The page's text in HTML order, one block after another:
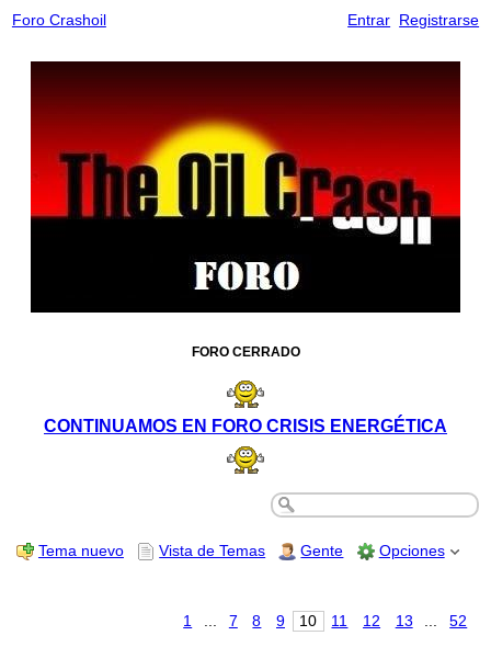
Foro Crashoil Entrar Registrarse
FORO CERRADO
CONTINUAMOS EN FORO CRISIS ENERGÉTICA
Tema nuevo Vista de Temas Gente Opciones
1 7 8 9 10 11 12 13 52